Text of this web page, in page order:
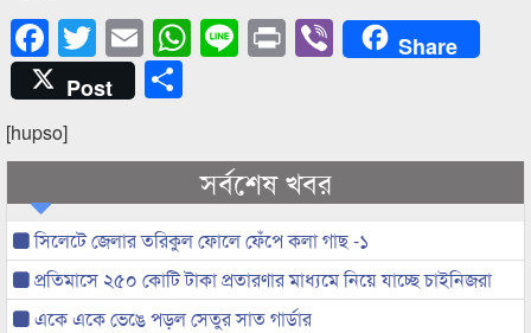
Facebook
Twitter
EmailWhatsApp
LinePrintViberShare
Post
[hupso]
সর্বশেষ খবর
সিলেটে জেলার তরিকুল ফোলে ফেঁপে কলা গাছ -১
প্রতিমাসে ২৫০ কোটি টাকা প্রতারণার মাধ্যমে নিয়ে যাচ্ছে চাইনিজরা
একে একে ভেঙে পড়ল সেতুর সাত গার্ডার